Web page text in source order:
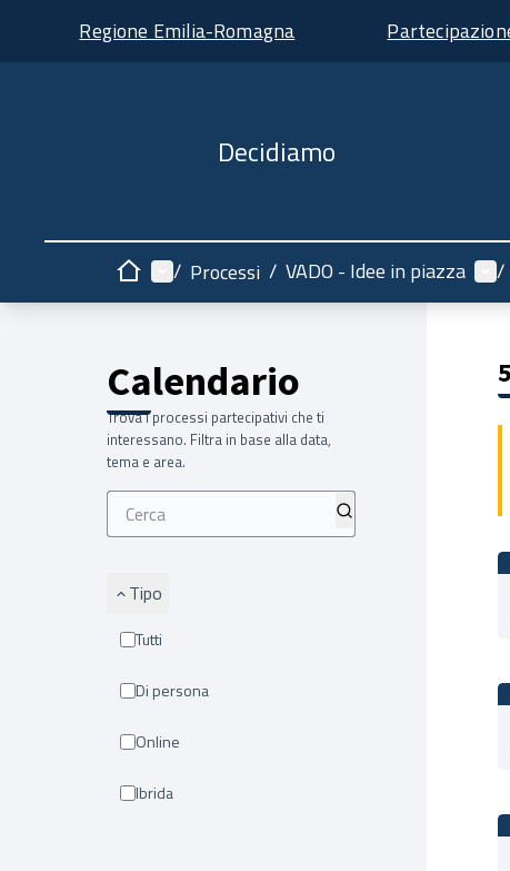
Regione Emilia-Romagna
Decidiamo
HomeMenù principale
/ Processi / VADO - Idee in piazza /
Calendario
Trova i processi partecipativi che ti
interessano. Filtra in base alla data,
tema e area.
Tipo
Tutti
Di persona
Online
Ibrida